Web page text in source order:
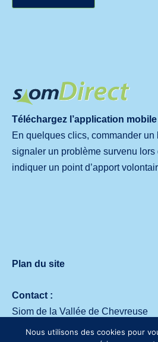
Téléchargez l’application mobile
En quelques clics, commander un
signaler un problème survenu lors
indiquer un point d’apport
Plan du site
Contact :
Siom de la Vallée de Chevreuse
Avenue des deux Lacs – 91140
Nous utilisons des cookies pour